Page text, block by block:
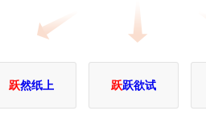
跃然纸上 跃跃欲试